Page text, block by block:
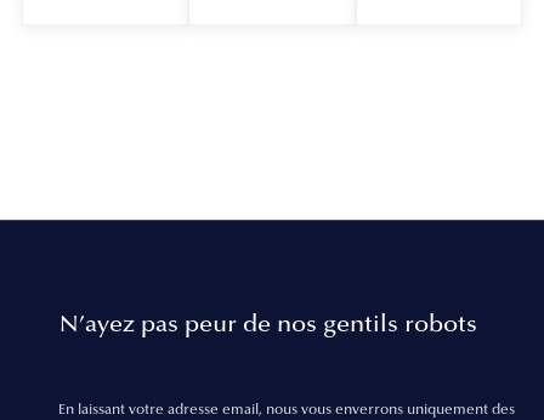
N’ayez pas peur de nos gentils robots
En laissant votre adresse email, nous vous enverrons uniquement des